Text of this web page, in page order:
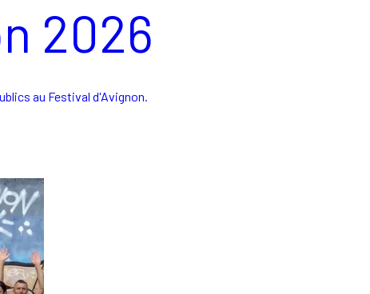
2026
au Festival d'Avignon.